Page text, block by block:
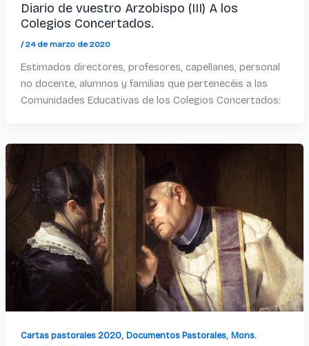
Diario de vuestro Arzobispo (III) A los
Colegios Concertados.
/24 de marzo de 2020
Estimados directores, profesores, capellanes, personal
no docente, alumnos y familias que pertenecéis a las
Comunidades Educativas de los Colegios Concertados:
Cartas pastorales 2020, Documentos Pastorales, Mons.